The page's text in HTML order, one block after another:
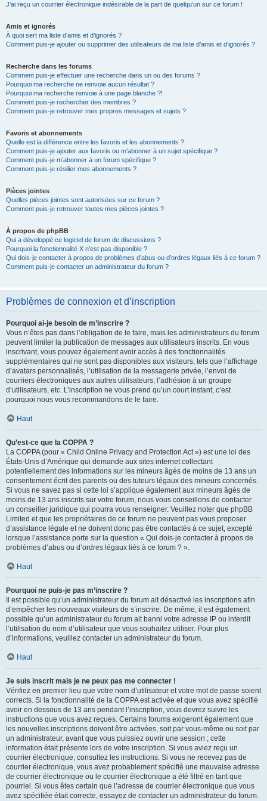
J’ai reçu un courrier électronique indésirable de la part de quelqu’un sur ce forum !
Amis et ignorés
À quoi sert ma liste d’amis et d’ignorés ?
Comment puis-je ajouter ou supprimer des utilisateurs de ma liste d’amis et d’ignorés ?
Recherche dans les forums
Comment puis-je effectuer une recherche dans un ou des forums ?
Pourquoi ma recherche ne renvoie aucun résultat ?
Pourquoi ma recherche renvoie à une page blanche ?!
Comment puis-je rechercher des membres ?
Comment puis-je retrouver mes propres messages et sujets ?
Favoris et abonnements
Quelle est la différence entre les favoris et les abonnements ?
Comment puis-je ajouter aux favoris ou m’abonner à un sujet spécifique ?
Comment puis-je m’abonner à un forum spécifique ?
Comment puis-je résilier mes abonnements ?
Pièces jointes
Quelles pièces jointes sont autorisées sur ce forum ?
Comment puis-je retrouver toutes mes pièces jointes ?
À propos de phpBB
Qui a développé ce logiciel de forum de discussions ?
Pourquoi la fonctionnalité X n’est pas disponible ?
Qui dois-je contacter à propos de problèmes d’abus ou d’ordres légaux liés à ce forum ?
Comment puis-je contacter un administrateur du forum ?
Problèmes de connexion et d’inscription
Pourquoi ai-je besoin de m’inscrire ?
Vous n’êtes pas dans l’obligation de le faire, mais les administrateurs du forum
peuvent limiter la publication de messages aux utilisateurs inscrits. En vous
inscrivant, vous pouvez également avoir accès à des fonctionnalités
supplémentaires qui ne sont pas disponibles aux visiteurs, tels que l’affichage
d’avatars personnalisés, l’utilisation de la messagerie privée, l’envoi de
courriers électroniques aux autres utilisateurs, l’adhésion à un groupe
d’utilisateurs, etc. L’inscription ne vous prend qu’un court instant, c’est
pourquoi nous vous recommandons de le faire.
Haut
Qu’est-ce que la COPPA ?
La COPPA (pour « Child Online Privacy and Protection Act ») est une loi des
États-Unis d’Amérique qui demande aux sites internet collectant
potentiellement des informations sur les mineurs âgés de moins de 13 ans un
consentement écrit des parents ou des tuteurs légaux des mineurs concernés.
Si vous ne savez pas si cette loi s’applique également aux mineurs âgés de
moins de 13 ans inscrits sur votre forum, nous vous conseillons de contacter
un conseiller juridique qui pourra vous renseigner. Veuillez noter que phpBB
Limited et que les propriétaires de ce forum ne peuvent pas vous proposer
d’assistance légale et ne doivent donc pas être contactés à ce sujet, excepté
lorsque l’assistance porte sur la question « Qui dois-je contacter à propos de
problèmes d’abus ou d’ordres légaux liés à ce forum ? ».
Haut
Pourquoi ne puis-je pas m’inscrire ?
Il est possible qu’un administrateur du forum ait désactivé les inscriptions afin
d’empêcher les nouveaux visiteurs de s’inscrire. De même, il est également
possible qu’un administrateur du forum ait banni votre adresse IP ou interdit
l’utilisation du nom d’utilisateur que vous souhaitez utiliser. Pour plus
d’informations, veuillez contacter un administrateur du forum.
Haut
Je suis inscrit mais je ne peux pas me connecter !
Vérifiez en premier lieu que votre nom d’utilisateur et votre mot de passe soient
corrects. Si la fonctionnalité de la COPPA est activée et que vous avez spécifié
avoir en dessous de 13 ans pendant l’inscription, vous devrez suivre les
instructions que vous avez reçues. Certains forums exigeront également que
les nouvelles inscriptions doivent être activées, soit par vous-même ou soit par
un administrateur, avant que vous puissiez ouvrir une session ; cette
information était présente lors de votre inscription. Si vous aviez reçu un
courrier électronique, consultez les instructions. Si vous ne recevez pas de
courrier électronique, vous avez probablement spécifié une mauvaise adresse
de courrier électronique ou le courrier électronique a été filtré en tant que
pourriel. Si vous êtes certain que l’adresse de courrier électronique que vous
avez spécifiée était correcte, essayez de contacter un administrateur du forum.